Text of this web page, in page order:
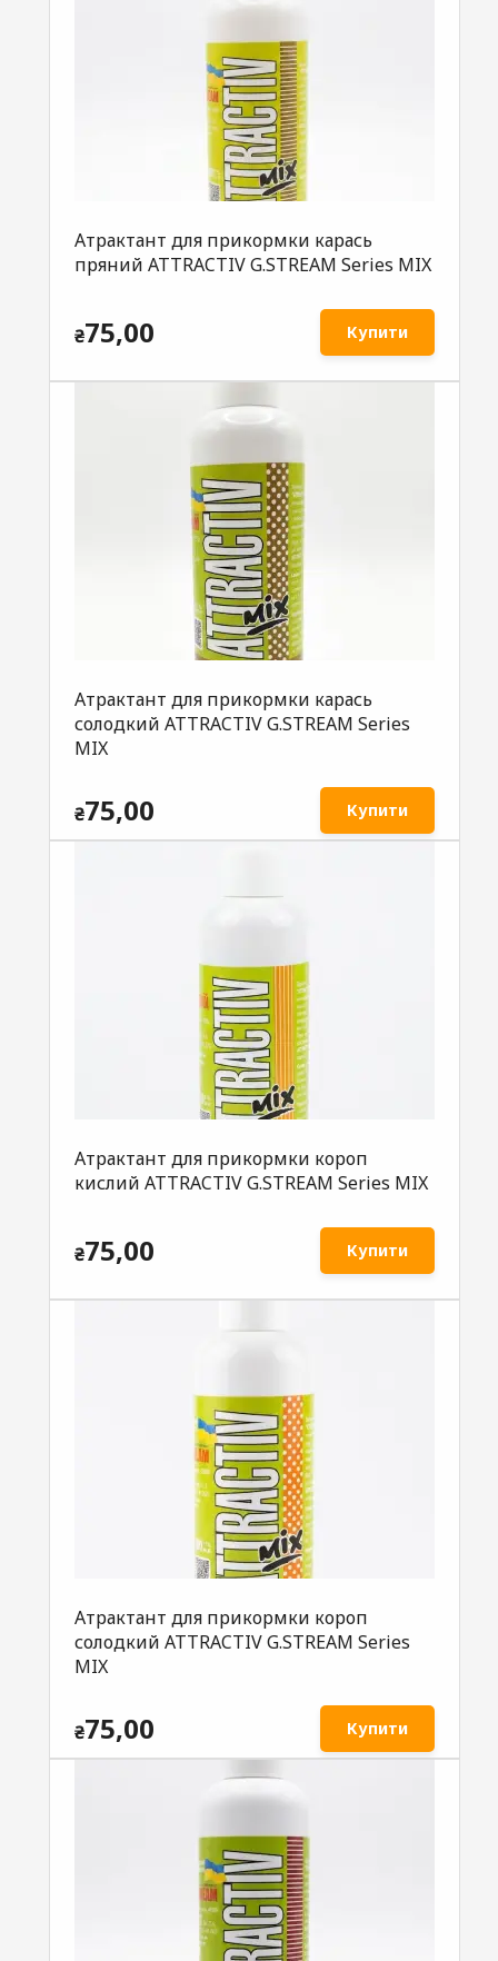
Атрактант для прикормки карась
пряний ATTRACTIV G.STREAM Series MIX
₴75,00 Купити
Атрактант для прикормки карась
солодкий ATTRACTIV G.STREAM Series
MIX
₴75,00 Купити
Атрактант для прикормки короп
кислий ATTRACTIV G.STREAM Series MIX
₴75,00 Купити
Атрактант для прикормки короп
солодкий ATTRACTIV G.STREAM Series
MIX
₴75,00 Купити